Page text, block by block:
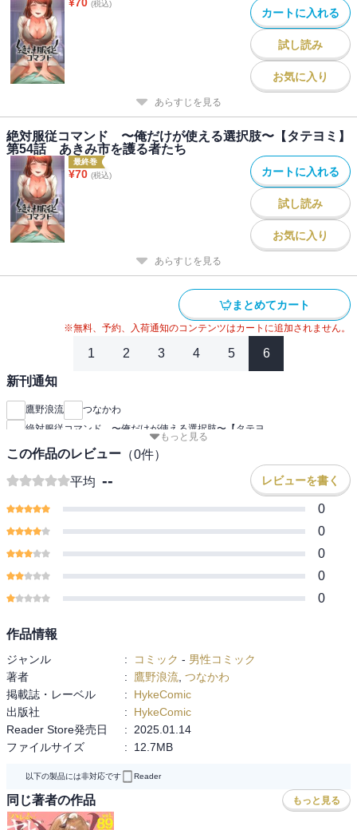
(税込)
カートに入れる
試し読み
お気に入り
あらすじを見る
絶対服従コマンド 〜俺だけが使える選択肢〜【タテヨミ】
第54話 あきみ市を護る者たち
最終巻
¥70 (税込) カートに入れる
試し読み
お気に入り
あらすじを見る
まとめてカート
※無料、予約、入荷通知のコンテンツはカートに追加されません。
1 2 3 4 5 6
新刊通知
鷹野浪流
つなかわ
絶対服従コマンド 〜俺だけが使える選択肢〜【タテヨ
もっと見る
この作品のレビュー （0件）
平均 -- レビューを書く
0
0
0
0
0
作品情報
ジャンル : コミック - 男性コミック
著者
: 鷹野浪流 つなかわ
掲載誌・レーベル
:
HykeComic
出版社
:
HykeComic
Reader Store発売日
:
2025.01.14
ファイルサイズ
: 12.7MB
以下の製品には非対応です Reader
同じ著者の作品 もっと見る